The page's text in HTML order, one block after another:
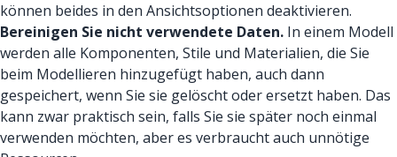
können beides in den Ansichtsoptionen deaktivieren.
Bereinigen Sie nicht verwendete Daten. In einem Modell
werden alle Komponenten, Stile und Materialien, die Sie
beim Modellieren hinzugefügt haben, auch dann
gespeichert, wenn Sie sie gelöscht oder ersetzt haben. Das
kann zwar praktisch sein, falls Sie sie später noch einmal
verwenden möchten, aber es verbraucht auch unnötige